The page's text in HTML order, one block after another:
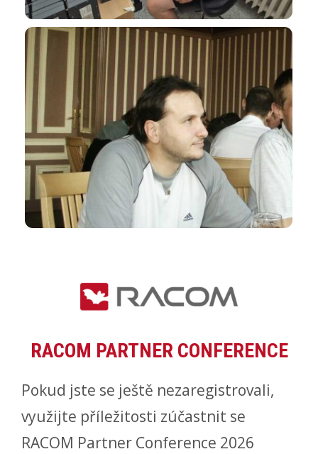
RACOM PARTNER CONFERENCE
Pokud jste se ještě nezaregistrovali,
využijte příležitosti zúčastnit se
RACOM Partner Conference 2026